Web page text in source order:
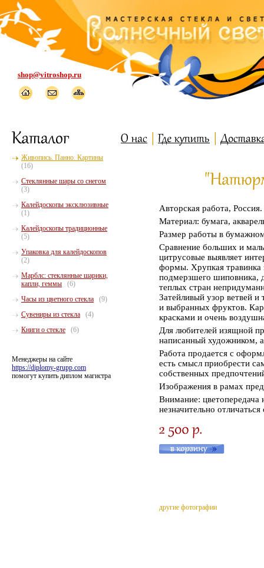
shop@vitroshop.ru
Авторская работа, Россия.
Материал: бумага,
Размер работы в
Сравнение больших и
цитрусовые выявляет
формы. Хрупкая травинка
подмерзшего шиповника,
теплых стран
Затейливый узор ветвей
и выбранных фруктов.
красками и очень
Для любителей изящной
написанный художником,
Работа продается с
есть смысл приобрести
собственных
Изображения в рамах
Внимание:
незначительно
другие фотографии
Живопись. Панно. Картины
(16)
Стеклянные шары со снегом
(3)
Калейдоскопы эксклюзивные
(1)
Калейдоскопы традиционные
(5)
Упаковка для калейдоскопов
(2)
Марблс: стеклянные шарики,
капли, геммы
(6)
Часы из цветного стекла
(9)
Сувениры из стекла
(4)
Книги о стекле
(6)
Менеджеры на сайте
https://diplomy-grupp.com
помогут купить диплом магистра